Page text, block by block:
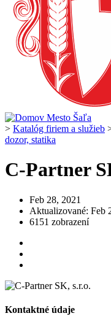
> Katalóg firiem a služieb
dozor, statika
C-Partner
Feb 28, 2021
Aktualizované: Feb
6151 zobrazení
Kontaktné údaje